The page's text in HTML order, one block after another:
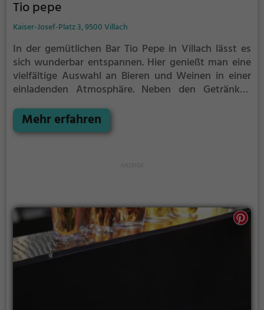
Tio pepe
Kaiser-Josef-Platz 3, 9500 Villach
In der gemütlichen Bar Tio Pepe in Villach lässt es
sich wunderbar entspannen. Hier genießt man eine
vielfältige Auswahl an Bieren und Weinen in einer
einladenden Atmosphäre. Neben den Getränken
Geschmack etwas bereithält. Egal ob man sich mit
Freunden auf ein kühles Bier treffen möchte oder
Mehr erfahren